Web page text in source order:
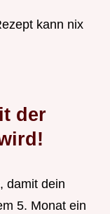
kann nix
der
damit dein
5. Monat ein